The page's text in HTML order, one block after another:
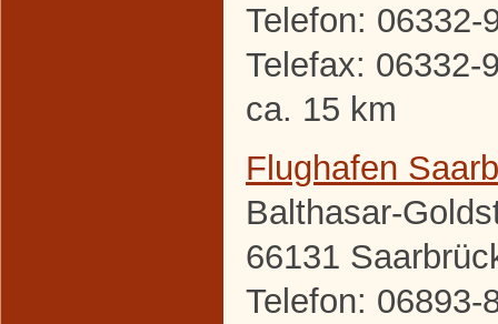
Telefon: 06332-
Telefax: 06332-
ca. 15 km
Flughafen
Balthasar-
66131
Telefon: 06893-